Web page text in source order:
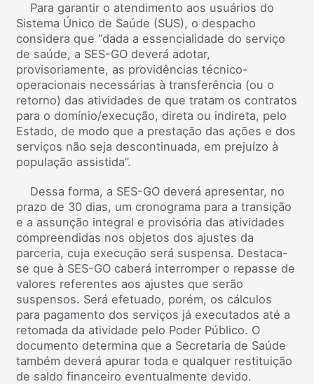
Para garantir o atendimento aos usuários do
Sistema Único de Saúde (SUS), o despacho
considera que “dada a essencialidade do serviço
de saúde, a SES-GO deverá adotar,
provisoriamente, as providências técnico-
operacionais necessárias à transferência (ou o
retorno) das atividades de que tratam os contratos
para o domínio/execução, direta ou indireta, pelo
Estado, de modo que a prestação das ações e dos
serviços não seja descontinuada, em prejuízo à
população assistida”.
Dessa forma, a SES-GO deverá apresentar, no
prazo de 30 dias, um cronograma para a transição
e a assunção integral e provisória das atividades
compreendidas nos objetos dos ajustes da
parceria, cuja execução será suspensa. Destaca-
se que à SES-GO caberá interromper o repasse de
valores referentes aos ajustes que serão
suspensos. Será efetuado, porém, os cálculos
para pagamento dos serviços já executados até a
retomada da atividade pelo Poder Público. O
documento determina que a Secretaria de Saúde
também deverá apurar toda e qualquer restituição
de saldo financeiro eventualmente devido.